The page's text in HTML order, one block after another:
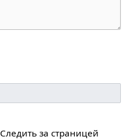
Следить за страницей